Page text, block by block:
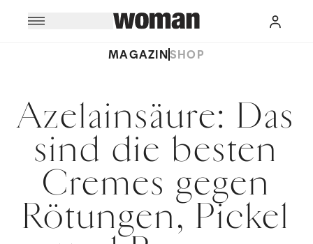
MAGAZINSHOP
Azelainsäure: Das
sind die besten
Cremes gegen
Rötungen, Pickel